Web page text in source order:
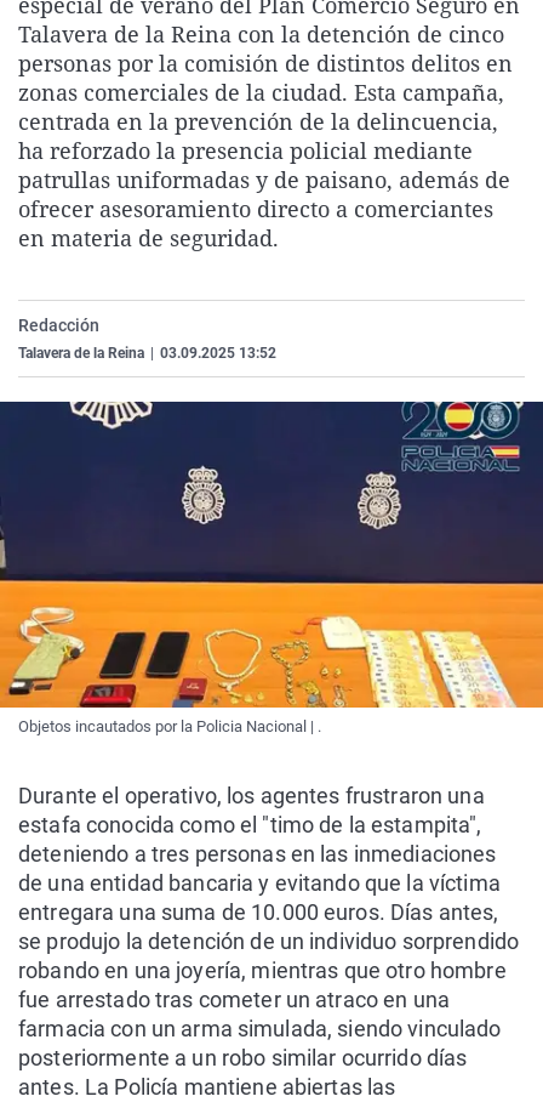
La rosa de los vientos
Gente viajera
Como el perro y el
Caso
Retornados
Equipo de
Operación Viuda
Extremadura
Galicia
La Rioja
Navarra
País Vasco
Virales
Televisión
Elecciones
Talavera de la Reina con la detención de cinco
personas por la comisión de distintos delitos en
zonas comerciales de la ciudad. Esta campaña,
centrada en la prevención de la delincuencia,
ha reforzado la presencia policial mediante
patrullas uniformadas y de paisano, además de
ofrecer asesoramiento directo a comerciantes
en materia de seguridad.
Redacción
Talavera de la Reina 03.09.2025 13:52
Objetos incautados por la Policia Nacional | .
Durante el operativo, los agentes frustraron una
estafa conocida como el "timo de la estampita",
deteniendo a tres personas en las inmediaciones
de una entidad bancaria y evitando que la víctima
entregara una suma de 10.000 euros. Días antes,
se produjo la detención de un individuo sorprendido
robando en una joyería, mientras que otro hombre
fue arrestado tras cometer un atraco en una
farmacia con un arma simulada, siendo vinculado
posteriormente a un robo similar ocurrido días
antes. La Policía mantiene abiertas las